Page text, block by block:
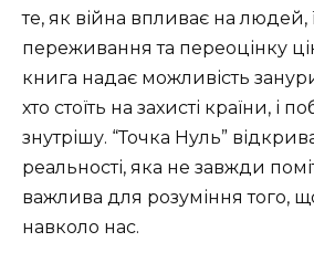
те, як війна впливає на людей,
переживання та переоцінку
книга надає можливість
хто стоїть на захисті країни, і
знутрішу. “Точка Нуль”
реальності, яка не завжди
важлива для розуміння того,
навколо нас.